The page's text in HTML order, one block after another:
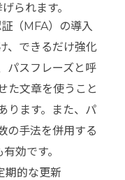
られます。
（MFA）の導入
、できるだけ強化
パスフレーズと呼
た文章を使うこと
ります。また、パ
の手法を併用する
効です。
期的な更新